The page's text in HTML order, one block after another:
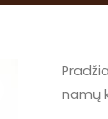
Pradžia
namų
kiekis: